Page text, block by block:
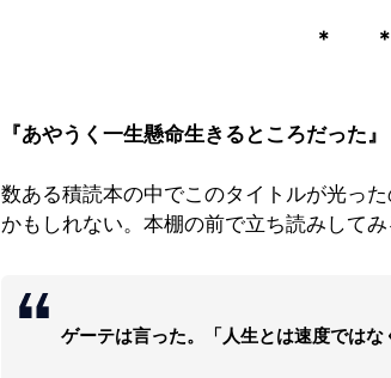
＊
『あやうく一生懸命生きるところだった』
数ある積読本の中でこのタイトルが光っ
かもしれない。本棚の前で立ち読みしてみ
ゲーテは言った。「人生とは速度ではな